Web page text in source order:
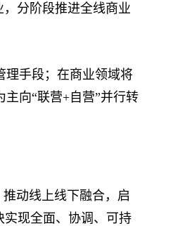
分阶段推进全线商业
手段；在商业领域将
向“联营+自营”并行转
动线上线下融合，启
实现全面、协调、可持